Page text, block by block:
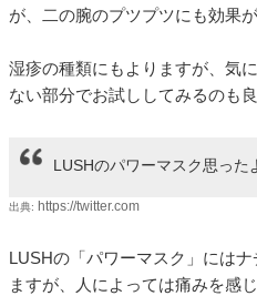
が、二の腕のプツプツにも効果
湿疹の種類にもよりますが、気
ない部分でお試ししてみるのも
LUSHのパワーマスク思っ
出典: https://twitter.com
LUSHの「パワーマスク」には
ますが、人によっては痛みを感